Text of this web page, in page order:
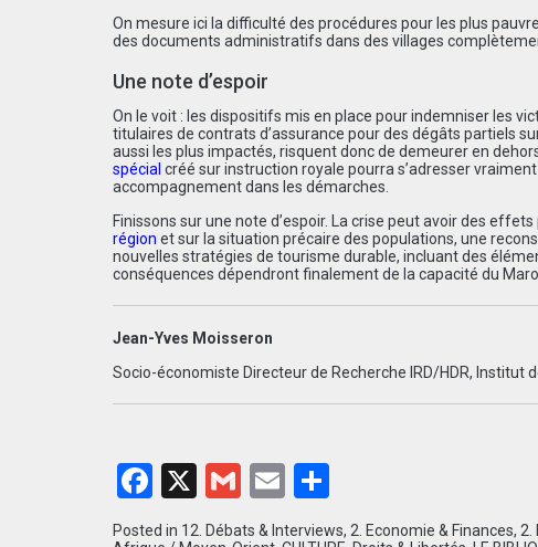
On mesure ici la difficulté des procédures pour les plus
des documents administratifs dans des villages
Une note d’espoir
On le voit : les dispositifs mis en place pour indemniser les
titulaires de contrats d’assurance pour des dégâts partiels
aussi les plus impactés, risquent donc de demeurer en
spécial créé sur instruction royale pourra s’adresser
accompagnement dans les démarches.
Finissons sur une note d’espoir. La crise peut avoir des
région et sur la situation précaire des populations, une
nouvelles stratégies de tourisme durable, incluant des
conséquences dépendront finalement de la capacité du
Jean-Yves Moisseron
Socio-économiste Directeur de Recherche IRD/HDR, Institut
Facebook
X Gmail
Email
Posted in 12. Débats & Interviews, 2. Economie & Finances, 2.